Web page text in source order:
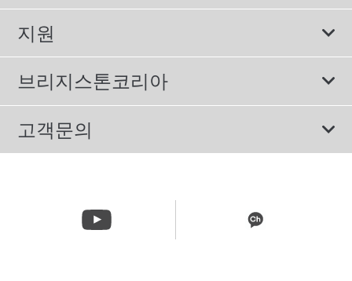
스포츠 타이어
컴포트 타이어
친환경 타이어
SUV/RV 타이어
겨울용 타이어
보증서비스
에너지소비효율등급제도
지원
이용약관
개인정보처리방침
브리지스톤코리아
회사소개
올림픽활동
뉴스릴리즈
고객문의
주문&배송 문의 070-4398-2824